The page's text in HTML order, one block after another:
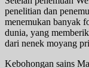
penelitian dan
menemukan banyak
dunia, yang
dari nenek moyang
Kebohongan sains